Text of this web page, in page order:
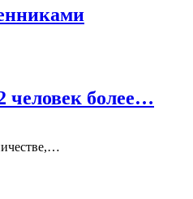
человек более…